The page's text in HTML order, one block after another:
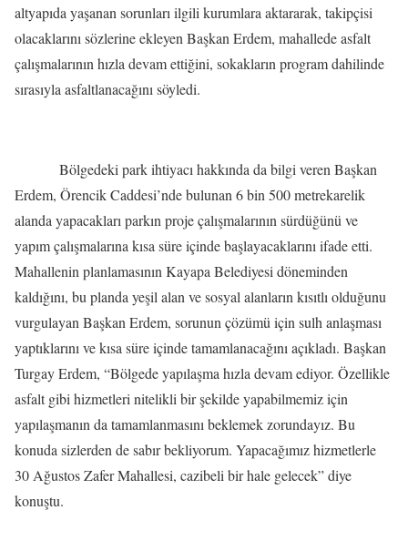
altyapıda yaşanan sorunları ilgili kurumlara aktararak, takipçisi
olacaklarını sözlerine ekleyen Başkan Erdem, mahallede asfalt
çalışmalarının hızla devam ettiğini, sokakların program dahilinde
sırasıyla asfaltlanacağını söyledi.
Bölgedeki park ihtiyacı hakkında da bilgi veren Başkan
Erdem, Örencik Caddesi’nde bulunan 6 bin 500 metrekarelik
alanda yapacakları parkın proje çalışmalarının sürdüğünü ve
yapım çalışmalarına kısa süre içinde başlayacaklarını ifade etti.
Mahallenin planlamasının Kayapa Belediyesi döneminden
kaldığını, bu planda yeşil alan ve sosyal alanların kısıtlı olduğunu
vurgulayan Başkan Erdem, sorunun çözümü için sulh anlaşması
yaptıklarını ve kısa süre içinde tamamlanacağını açıkladı. Başkan
Turgay Erdem, “Bölgede yapılaşma hızla devam ediyor. Özellikle
asfalt gibi hizmetleri nitelikli bir şekilde yapabilmemiz için
yapılaşmanın da tamamlanmasını beklemek zorundayız. Bu
konuda sizlerden de sabır bekliyorum. Yapacağımız hizmetlerle
30 Ağustos Zafer Mahallesi, cazibeli bir hale gelecek” diye
konuştu.